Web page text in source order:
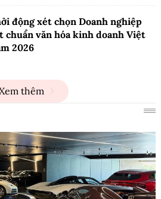
động xét chọn Doanh nghiệp
chuẩn văn hóa kinh doanh Việt
2026
thêm